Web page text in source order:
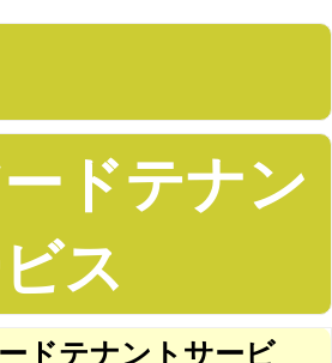
ドテナン
ビス
ドテナントサービ